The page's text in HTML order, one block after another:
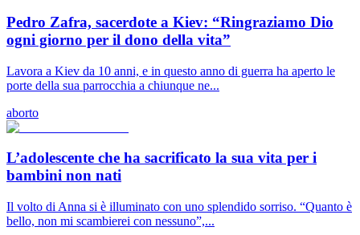
Pedro Zafra, sacerdote a Kiev: “Ringraziamo Dio
ogni giorno per il dono della vita”
Lavora a Kiev da 10 anni, e in questo anno di guerra ha aperto le
porte della sua parrocchia a chiunque ne...
aborto
L’adolescente che ha sacrificato la sua vita per i
bambini non nati
Il volto di Anna si è illuminato con uno splendido sorriso. “Quanto è
bello, non mi scambierei con nessuno”,...